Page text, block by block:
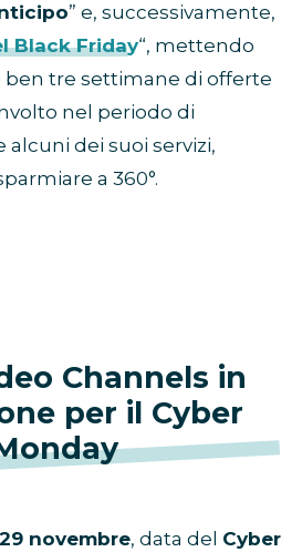
” e, successivamente,
Black Friday“, mettendo
ben tre settimane di offerte
nel periodo di
dei suoi servizi,
a 360°.
Channels in
per il Cyber
29 novembre, data del Cyber